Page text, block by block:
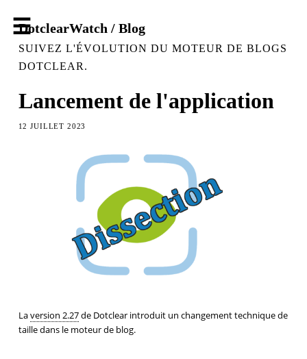
DotclearWatch / Blog
SUIVEZ L'ÉVOLUTION DU MOTEUR DE BLOGS
DOTCLEAR.
Lancement de l'application
12 JUILLET 2023
Laversion 2.27de Dotclear introduit un changement technique de
taille dans le moteur de blog.